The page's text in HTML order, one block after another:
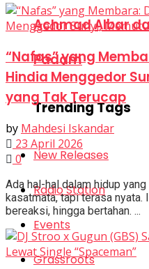
Achmad Albar
Padam
Trending Tags
New Releases
Radio Station
Events
Grassroots
“Nafas” yang
Hindia Menggedor
yang Tak Terucap
by Mahdesi Iskandar
23 April 2026
0
Ada hal-hal dalam hidup
kasatmata, tapi terasa nyata.
bereaksi, hingga bertahan. ...